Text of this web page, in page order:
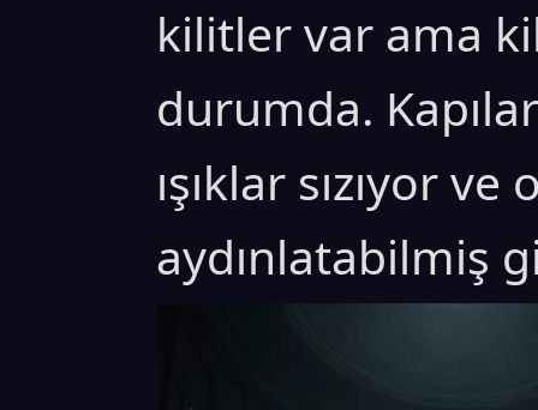
kilitler var ama
durumda.
ışıklar sızıyor
aydınlatabilmiş